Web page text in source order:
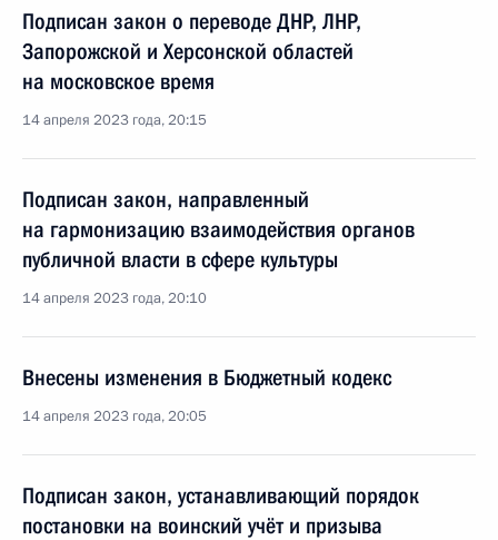
Подписан закон о переводе ДНР, ЛНР,
Запорожской и Херсонской областей
на московское время
14 апреля 2023 года, 20:15
Подписан закон, направленный
на гармонизацию взаимодействия органов
публичной власти в сфере культуры
14 апреля 2023 года, 20:10
Внесены изменения в Бюджетный кодекс
14 апреля 2023 года, 20:05
Подписан закон, устанавливающий порядок
постановки на воинский учёт и призыва